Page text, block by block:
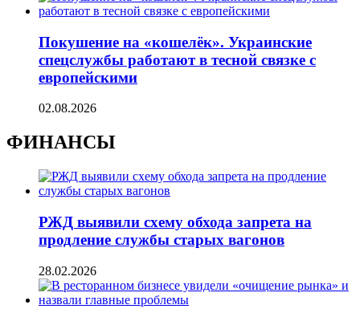
Покушение на «кошелёк». Украинские
спецслужбы работают в тесной связке с
европейскими
02.08.2026
ФИНАНСЫ
РЖД выявили схему обхода запрета на
продление службы старых вагонов
28.02.2026